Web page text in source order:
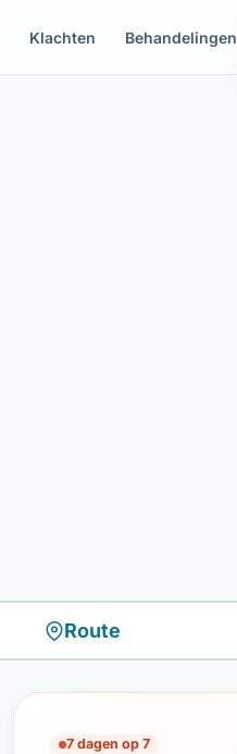
Klachten Behandelingen
Route
7 dagen op 7